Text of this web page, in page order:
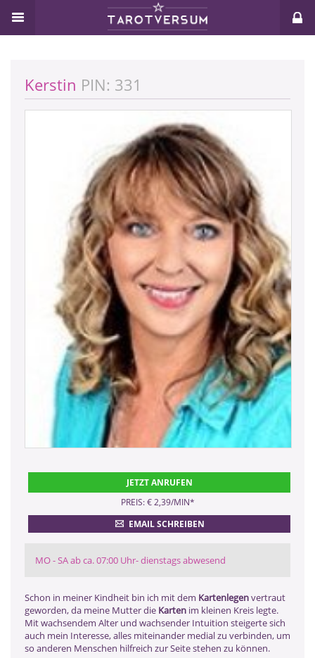
Kerstin PIN: 331
JETZT ANRUFEN
PREIS: € 2,39/MIN*
EMAIL SCHREIBEN
MO - SA ab ca. 07:00 Uhr- dienstags abwesend
Schon in meiner Kindheit bin ich mit dem Kartenlegenvertraut
geworden, da meine Mutter die Karten im kleinen Kreis legte.
Mit wachsendem Alter und wachsender Intuition steigerte sich
auch mein Interesse, alles miteinander medial zu verbinden, um
so anderen Menschen hilfreich zur Seite stehen zu können.